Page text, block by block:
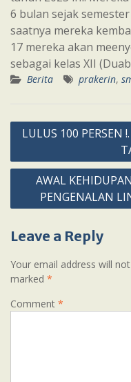
6 bulan sejak semester
saatnya mereka
17 mereka akan
sebagai kelas XII
Berita prakerin,
Post
LULUS 100 PERSEN
AWAL
PENGENALAN
Leave a Reply
Your email address will
marked *
Comment *